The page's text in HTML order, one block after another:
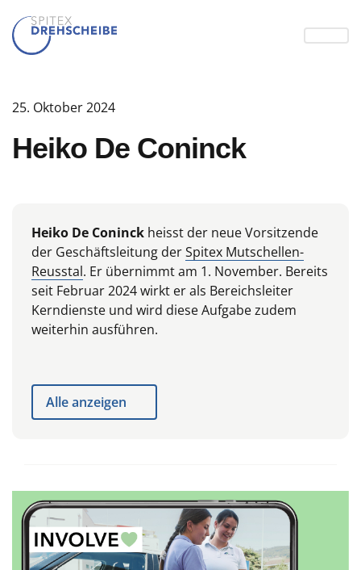
25. Oktober 2024
Heiko De Coninck
Heiko De Coninck heisst der neue Vorsitzende
der Geschäftsleitung derSpitex Mutschellen-
Reusstal. Er übernimmt am 1. November. Bereits
seit Februar 2024 wirkt er als Bereichsleiter
Kerndienste und wird diese Aufgabe zudem
weiterhin ausführen.
Alle anzeigen